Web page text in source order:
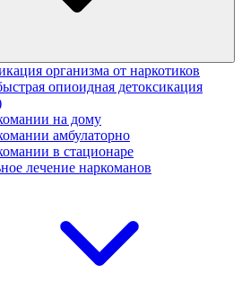
организма от наркотиков
опиоидная детоксикация
на дому
амбулаторно
в стационаре
лечение наркоманов